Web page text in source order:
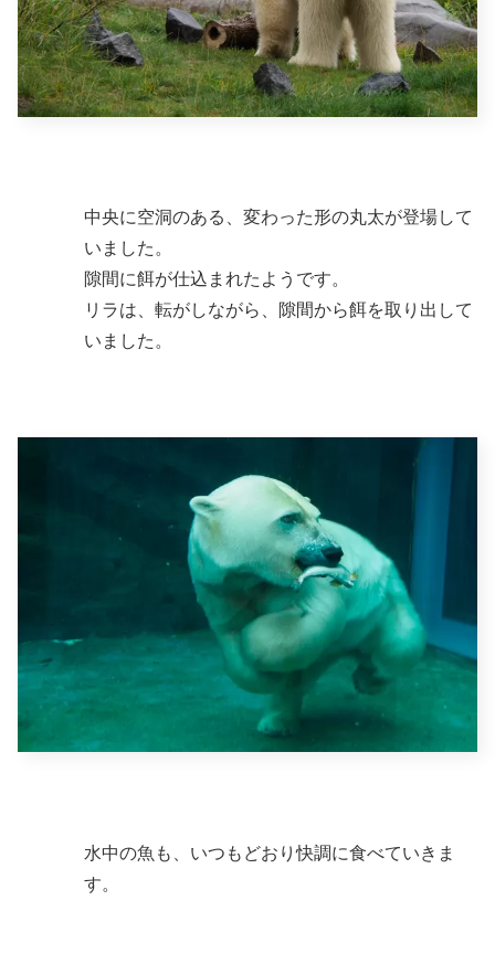
中央に空洞のある、変わった形の丸太が登場して
いました。
隙間に餌が仕込まれたようです。
リラは、転がしながら、隙間から餌を取り出して
いました。
水中の魚も、いつもどおり快調に食べていきま
す。